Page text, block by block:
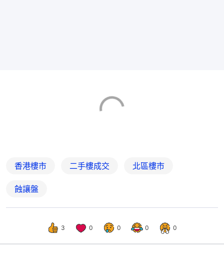
香港樓市 二手樓成交 北區樓市
蝕讓盤
3 0 0 0 0